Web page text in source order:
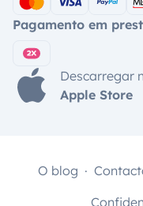
Pagamento em
Descarregar
Apple Store
O blog